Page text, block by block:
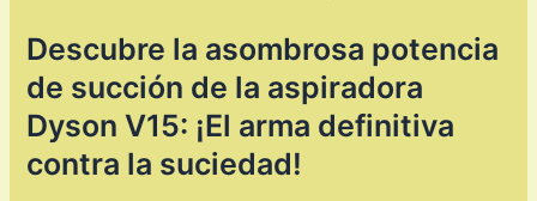
Descubre la asombrosa potencia
de succión de la aspiradora
Dyson V15: ¡El arma definitiva
contra la suciedad!